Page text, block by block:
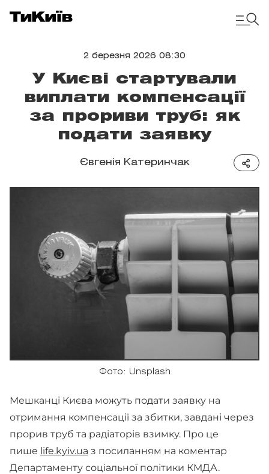
2 березня 2026 08:30
У Києві стартували
виплати компенсації
за прориви труб: як
подати заявку
Євгенія Катеринчак
Фото: Unsplash
Мешканці Києва можуть подати заявку на
отримання компенсації за збитки, завдані через
прорив труб та радіаторів взимку. Про це
пише life.kyiv.ua з посиланням на коментар
Департаменту соціальної політики КМДА.